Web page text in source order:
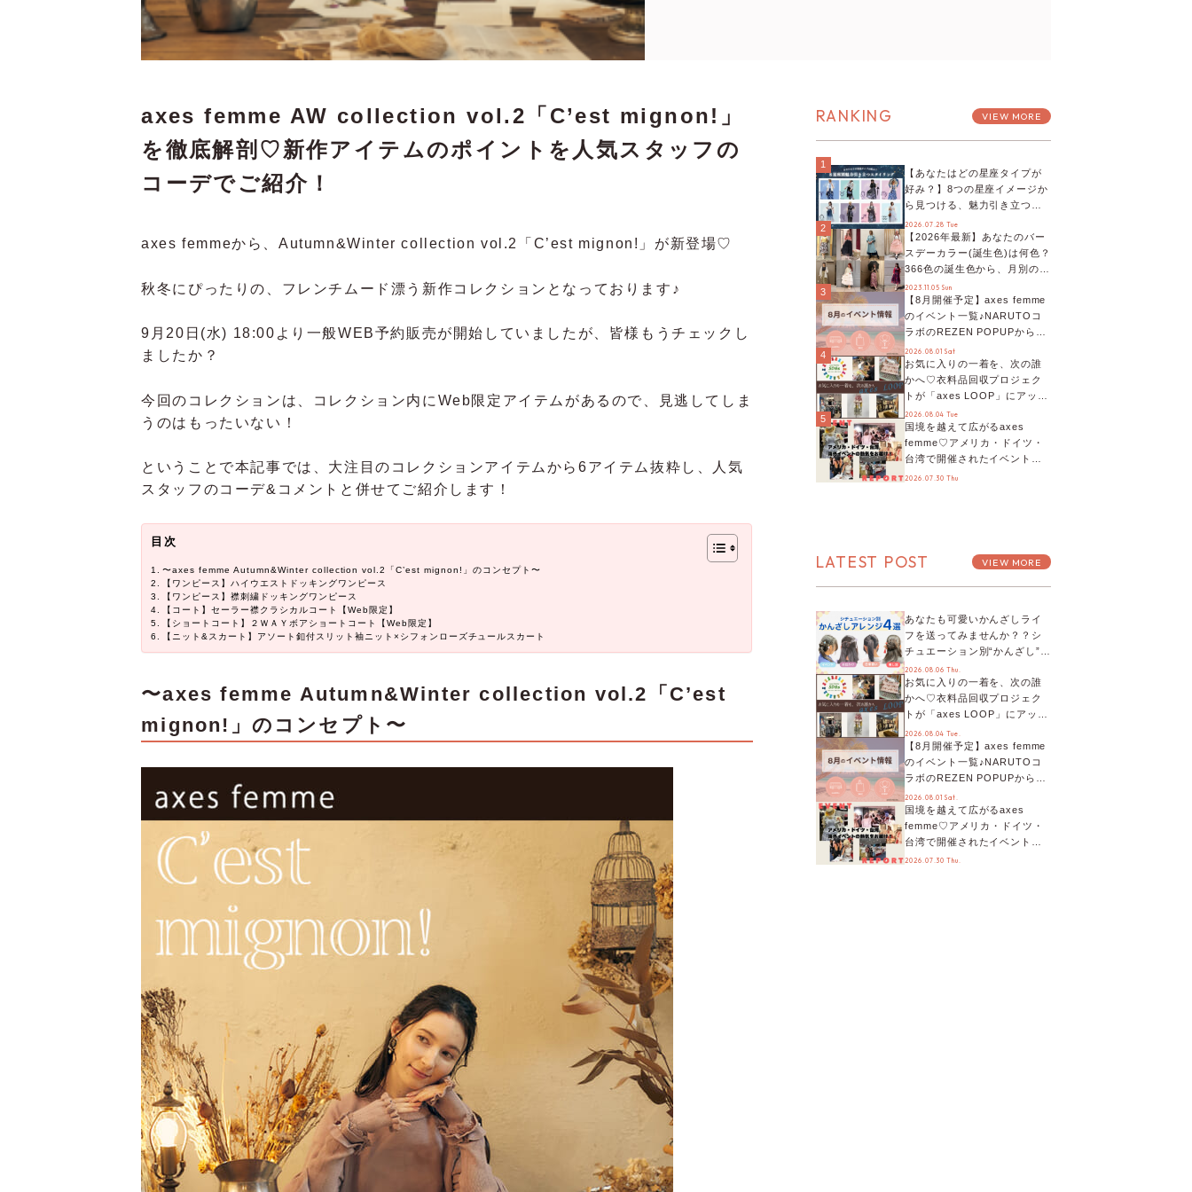
axes femme AW collection vol.2「C’est mignon!」
を徹底解剖♡新作アイテムのポイントを人気スタッフの
コーデでご紹介！
axes femmeから、Autumn&Winter collection vol.2「C’est mignon!」が新登場♡
秋冬にぴったりの、フレンチムード漂う新作コレクションとなっております♪
9月20日(水) 18:00より一般WEB予約販売が開始していましたが、皆様もうチェックし
ましたか？
今回のコレクションは、コレクション内にWeb限定アイテムがあるので、見逃してしま
うのはもったいない！
ということで本記事では、大注目のコレクションアイテムから6アイテム抜粋し、人気
スタッフのコーデ&コメントと併せてご紹介します！
目次
〜axes femme Autumn&Winter collection vol.2「C’est mignon!」のコンセプト〜
【ワンピース】ハイウエストドッキングワンピース
【ワンピース】襟刺繍ドッキングワンピース
【コート】セーラー襟クラシカルコート【Web限定】
【ショートコート】２ＷＡＹボアショートコート【Web限定】
【ニット&スカート】アソート釦付スリット袖ニット×シフォンローズチュールスカート
〜axes femme Autumn&Winter collection vol.2「C’est
mignon!」のコンセプト〜
RANKING VIEW MORE
1
【あなたはどの星座タイプが
好み？】8つの星座イメージか
ら見つける、魅力引き立つス
タイリング♡
2026.07.28 Tue
2
【2026年最新】あなたのバー
スデーカラー(誕生色)は何色？
366色の誕生色から、月別の誕
生色、バースデーカラーコー
デまでご紹介♡
2023.11.05 Sun
3
【8月開催予定】axes femme
のイベント一覧♪NARUTOコ
ラボのREZEN POPUPから、
プチYour Stage.、ティーパー
ティまで！8月の特別なイベン
トをチェック◎
2026.08.01 Sat
4
お気に入りの一着を、次の誰
かへ♡衣料品回収プロジェク
トが「axes LOOP」にアップ
デート！活用するとポイント
が手に入る◎
2026.08.04 Tue
5
国境を越えて広がるaxes
femme♡アメリカ・ドイツ・
台湾で開催されたイベントを
お届け！美沙子さんからのコ
2026.07.30 Thu
LATEST POST VIEW MORE
あなたも可愛いかんざしライ
フを送ってみませんか？？シ
チュエーション別“かんざし”の
オススメ【ショップスタッフ
編集部】
2026.08.06 Thu.
お気に入りの一着を、次の誰
かへ♡衣料品回収プロジェク
トが「axes LOOP」にアップ
デート！活用するとポイント
が手に入る◎
2026.08.04 Tue.
【8月開催予定】axes femme
のイベント一覧♪NARUTOコ
ラボのREZEN POPUPから、
プチYour Stage.、ティーパー
ティまで！8月の特別なイベン
トをチェック◎
2026.08.01 Sat.
国境を越えて広がるaxes
femme♡アメリカ・ドイツ・
台湾で開催されたイベントを
お届け！美沙子さんからのコ
2026.07.30 Thu.